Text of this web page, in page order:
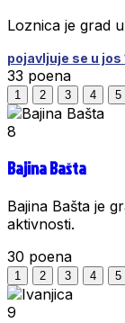
Loznica je grad
pojavljuje se u jos
33 poena
1 2 3 4 5
8
Bajina Bašta
Bajina Bašta je
aktivnosti.
30 poena
1 2 3 4 5
9